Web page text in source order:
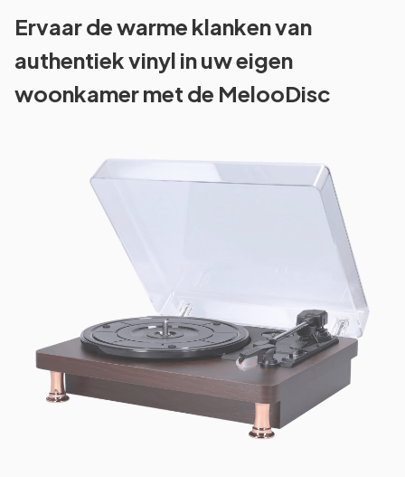
Ervaar de warme klanken van
authentiek vinyl in uw eigen
woonkamer met de MelooDisc